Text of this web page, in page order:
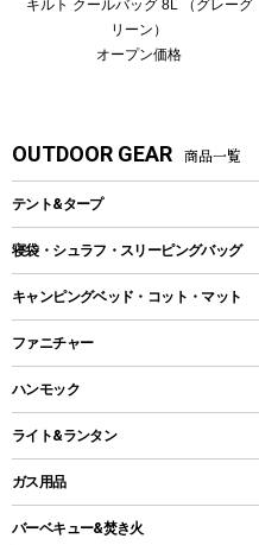
キルト クールバッグ 8L （グレーグ
リーン）
オープン価格
OUTDOOR GEAR 商品一覧
テント&タープ
テント
ツールームテント
ワンポールテント
シェルターテント
ロッジ型・オリジナルテント
タープ
寝袋・シュラフ・スリーピングバッグ
レクタングラー型（封筒型）シュラフ
インナーシュラフ
キャンピングベッド・コット・マット
キャンピングベッド・コット
インフレータブルマット
ファニチャー
アウトドアテーブル
レジャーシート
ハンモック
ライト&ランタン
LEDランタン
ガスランタン
ガス用品
ガスバーナー
バーベキュー&焚き火